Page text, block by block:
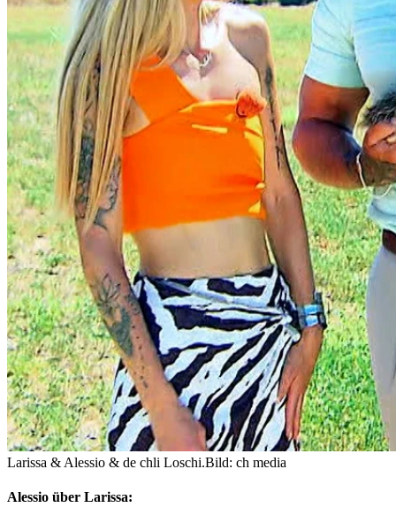
Larissa & Alessio & de chli Loschi.Bild: ch media
Alessio über Larissa: